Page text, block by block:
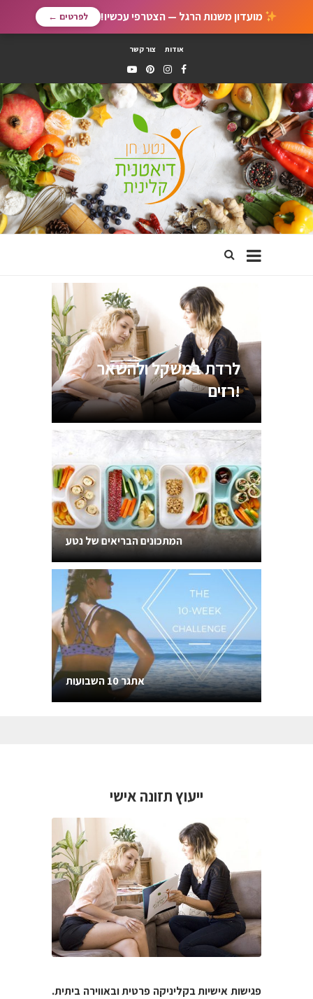
מועדון משנות הרגל — הצטרפי עכשיו! לפרטים ←
אודות צור קשר
פגישות אישיות וליווי צמוד
לרדת במשקל ולהשאר
רזים!
תזונת ספורטאים
המתכונים הבריאים של נטע
אתגר 10 השבועות
ייעוץ תזונה אישי
פגישות אישיות בקליניקה פרטית ובאווירה ביתית.